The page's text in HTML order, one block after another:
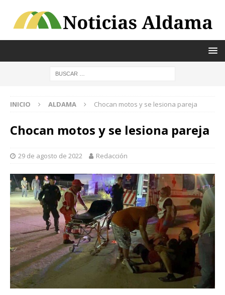
INICIO ALDAMA Chocan motos y se lesiona pareja
Chocan motos y se lesiona pareja
29 de agosto de 2022 Redacción